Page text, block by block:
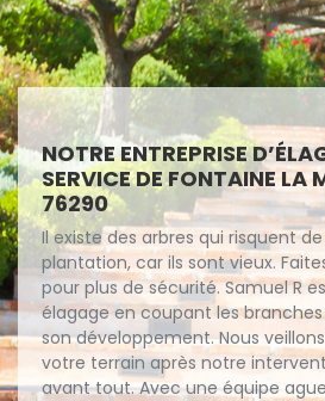
NOTRE ENTREPRISE
SERVICE DE FONTAINE LA
76290
Il existe des arbres qui risquent
plantation, car ils sont vieux.
pour plus de sécurité. Samuel R
élagage en coupant les
son développement. Nous
votre terrain après notre
avant tout. Avec une équipe